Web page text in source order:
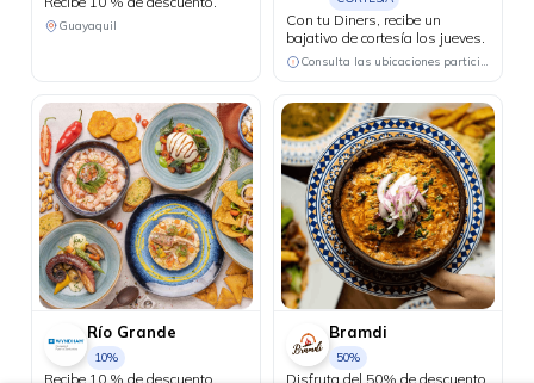
Guayaquil
Con tu Diners, recibe un
bajativo de cortesía los jueves.
Consulta las ubicaciones participantes
Río Grande
10%
Recibe 10 % de descuento.
Bramdi
50%
Disfruta del 50% de descuento